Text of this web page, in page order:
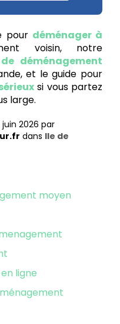
pour déménager à
voisin, notre
déménagement
et le guide pour
si vous partez
large.
2026 par
dans Ile de
moyen
ligne